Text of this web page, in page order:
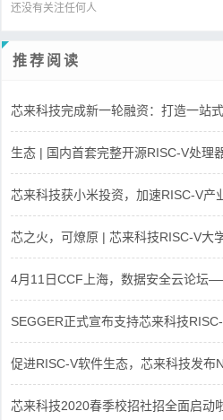
还没有关注任何人
推荐阅读
芯来科技完成新一轮融资：打造一站
生态 | 国内首套完整开源RISC-V处理
芯来科技获小米投资，加速RISC-V产
芯之火，可燎原 | 芯来科技RISC-V大
4月11日CCF上海，数据安全云论坛
SEGGER正式宣布支持芯来科技
促进RISC-V软件生态，芯来科技发布
芯来科技2020春季校招社招全面启动啦